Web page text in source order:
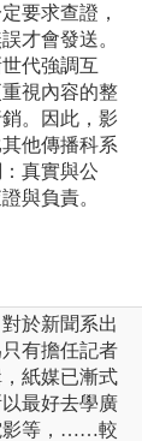
要求查證，
才會發送。
代強調互
視內容的整
。因此，影
他傳播科系
真實與公
與負責。
對於新聞系出
有擔任記者
，紙媒已漸式
最好去學廣
影等，……較